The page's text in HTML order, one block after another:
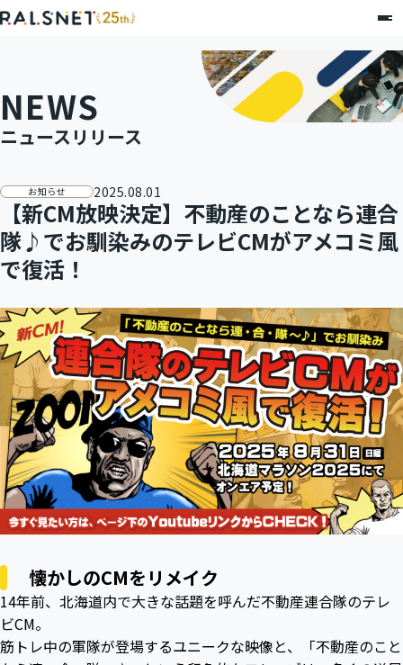
ニュースリリース
NEWS
お知らせ 2025.08.01
【新CM放映決定】不動産のことなら連合
隊♪でお馴染みのテレビCMがアメコミ風
で復活！
懐かしのCMをリメイク
14年前、北海道内で大きな話題を呼んだ不動産連合隊のテレ
ビCM。
筋トレ中の軍隊が登場するユニークな映像と、「不動産のこと